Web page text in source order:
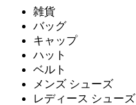
雑貨
バッグ
キャップ
ハット
ベルト
メンズ シューズ
レディース シューズ